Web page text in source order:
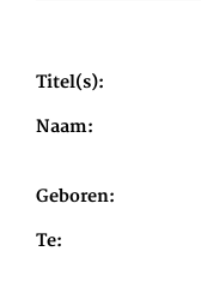
Titel(s)
Naam
Geboren
Te